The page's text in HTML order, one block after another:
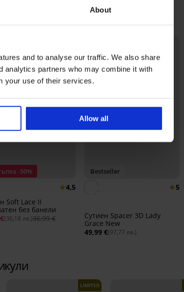
About
and to analyse our traffic. We also share
analytics partners who may combine it with
your use of their services.
Allow all
-50%
4,5
Soft Lace II
без банели
(36,18 лв.)36,99 €
Bestseller
5
Сутиен Spacer 3D Lady
Grace New
49,99 €(97,77 лв.)
LIMITED